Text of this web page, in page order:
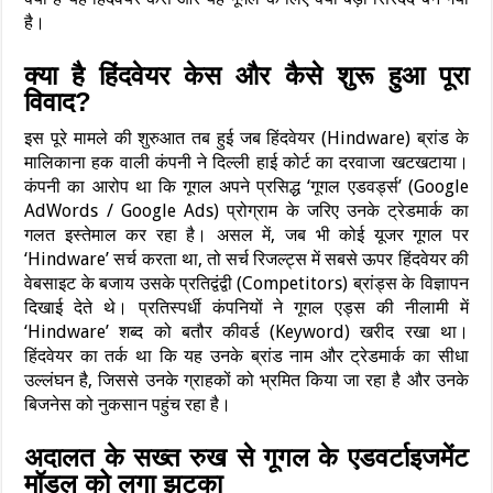
है।
क्या है हिंदवेयर केस और कैसे शुरू हुआ पूरा
विवाद?
इस पूरे मामले की शुरुआत तब हुई जब हिंदवेयर (Hindware) ब्रांड के
मालिकाना हक वाली कंपनी ने दिल्ली हाई कोर्ट का दरवाजा खटखटाया।
कंपनी का आरोप था कि गूगल अपने प्रसिद्ध ‘गूगल एडवर्ड्स’ (Google
AdWords / Google Ads) प्रोग्राम के जरिए उनके ट्रेडमार्क का
गलत इस्तेमाल कर रहा है। असल में, जब भी कोई यूजर गूगल पर
‘Hindware’ सर्च करता था, तो सर्च रिजल्ट्स में सबसे ऊपर हिंदवेयर की
वेबसाइट के बजाय उसके प्रतिद्वंद्वी (Competitors) ब्रांड्स के विज्ञापन
दिखाई देते थे। प्रतिस्पर्धी कंपनियों ने गूगल एड्स की नीलामी में
‘Hindware’ शब्द को बतौर कीवर्ड (Keyword) खरीद रखा था।
हिंदवेयर का तर्क था कि यह उनके ब्रांड नाम और ट्रेडमार्क का सीधा
उल्लंघन है, जिससे उनके ग्राहकों को भ्रमित किया जा रहा है और उनके
बिजनेस को नुकसान पहुंच रहा है।
अदालत के सख्त रुख से गूगल के एडवर्टाइजमेंट
मॉडल को लगा झटका